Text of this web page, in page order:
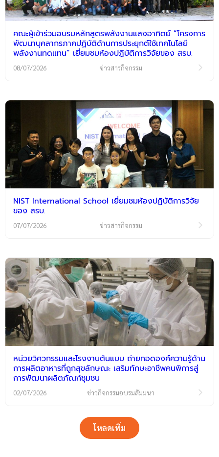
คณะผู้เข้าร่วมอบรมหลักสูตรพลังงานแสงอาทิตย์ “โครงการ
พัฒนาบุคลากรภาคปฏิบัติด้านการประยุกต์ใช้เทคโนโลยี
พลังงานทดแทน” เยี่ยมชมห้องปฏิบัติการวิจัยของ สรบ.
08/07/2026 ข่าวสารกิจกรรม
NIST International School เยี่ยมชมห้องปฏิบัติการวิจัย
ของ สรบ.
07/07/2026 ข่าวสารกิจกรรม
หน่วยวิศวกรรมและโรงงานต้นแบบ ถ่ายทอดองค์ความรู้ด้าน
การผลิตอาหารที่ถูกสุขลักษณะ เสริมทักษะอาชีพคนพิการสู่
การพัฒนาผลิตภัณฑ์ชุมชน
02/07/2026 ข่าวกิจกรรมอบรมสัมมนา
โหลดเพิ่ม